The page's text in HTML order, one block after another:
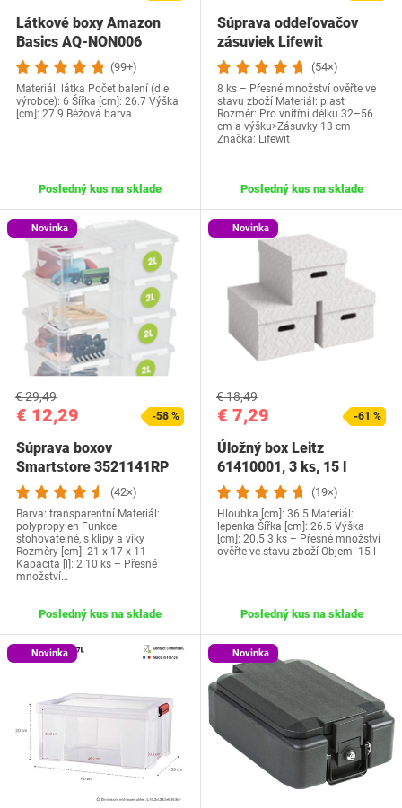
Látkové boxy Amazon
Basics AQ-NON006
(99+)
Materiál: látka Počet balení (dle
výrobce): 6 Šířka [cm]: 26.7 Výška
[cm]: 27.9 Béžová barva
Posledný kus na sklade
Súprava oddeľovačov
zásuviek Lifewit
(54×)
8 ks – Přesné množství ověřte ve
stavu zboží Materiál: plast
Rozměr: Pro vnitřní délku 32–56
cm a výšku>Zásuvky 13 cm
Značka: Lifewit
Posledný kus na sklade
Novinka
€ 12,29
€ 29,49
-58 %
Súprava boxov
Smartstore 3521141RP
Classic 2
(42×)
Barva: transparentní Materiál:
polypropylen Funkce:
stohovatelné, s klipy a víky
Rozměry [cm]: 21 x 17 x 11
Kapacita [l]: 2 10 ks – Přesné
množství…
Posledný kus na sklade
Novinka
€ 7,29
€ 18,49
-61 %
Úložný box Leitz
61410001, 3 ks, 15 l
(19×)
Hloubka [cm]: 36.5 Materiál:
lepenka Šířka [cm]: 26.5 Výška
[cm]: 20.5 3 ks – Přesné množství
ověřte ve stavu zboží Objem: 15 l
Posledný kus na sklade
Novinka Novinka